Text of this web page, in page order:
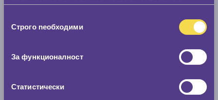
наСтрого nеобходими
За функционалност
Статистически